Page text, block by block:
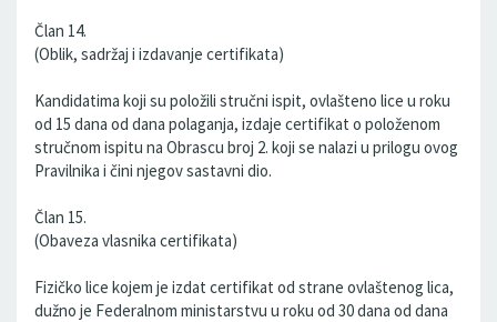
Član 14.
(Oblik, sadržaj i izdavanje certifikata)
Kandidatima koji su položili stručni ispit, ovlašteno lice u roku
od 15 dana od dana polaganja, izdaje certifikat o položenom
stručnom ispitu na Obrascu broj 2. koji se nalazi u prilogu ovog
Pravilnika i čini njegov sastavni dio.
Član 15.
(Obaveza vlasnika certifikata)
Fizičko lice kojem je izdat certifikat od strane ovlaštenog lica,
dužno je Federalnom ministarstvu u roku od 30 dana od dana